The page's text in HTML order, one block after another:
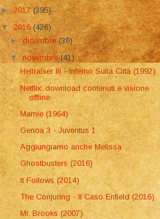
►2017(395)
▼2016(426)
►dicembre(36)
▼novembre(41)
Hellraiser III - Inferno Sulla Città (1992)
Netflix: download contenuti e visione
offline
Marnie (1964)
Genoa 3 - Juventus 1
Aggiungiamo anche Melissa
Ghostbusters (2016)
It Follows (2014)
The Conjuring - Il Caso Enfield (2016)
Mr. Brooks (2007)